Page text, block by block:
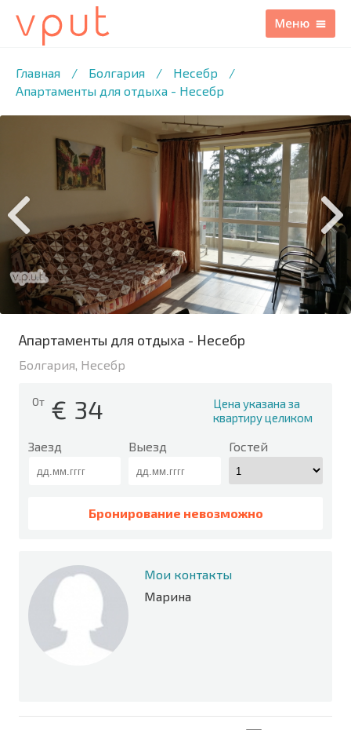
Главная / Болгария / Несебр
/
Апартаменты для отдыха - Несебр
/11 ФОТО
Апартаменты для отдыха - Несебр
Болгария, Несебр
От € 34
Цена указана за
квартиру целиком
Заезд Выезд Гостей
Бронирование невозможно
Мои контакты
Марина